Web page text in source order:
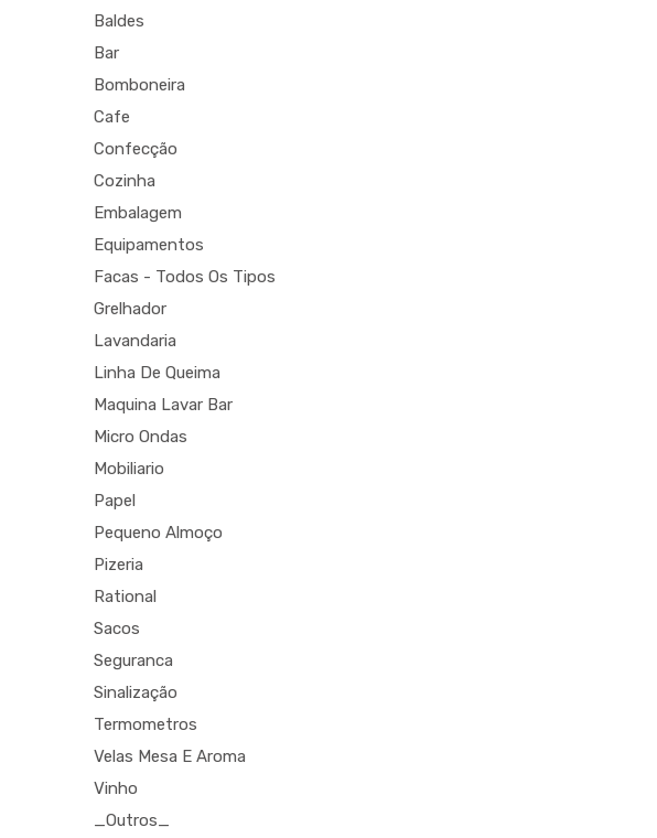
Baldes
Bar
Bomboneira
Cafe
Confecção
Cozinha
Embalagem
Equipamentos
Facas - Todos Os Tipos
Grelhador
Lavandaria
Linha De Queima
Maquina Lavar Bar
Micro Ondas
Mobiliario
Papel
Pequeno Almoço
Pizeria
Rational
Sacos
Seguranca
Sinalização
Termometros
Velas Mesa E Aroma
Vinho
_Outros_